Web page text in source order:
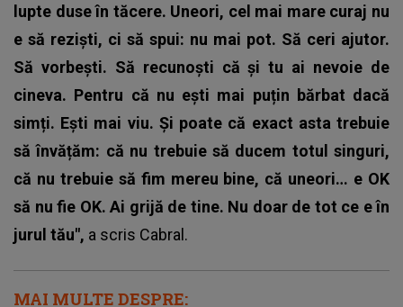
lupte duse în tăcere. Uneori, cel mai mare curaj nu
e să reziști, ci să spui: nu mai pot. Să ceri ajutor.
Să vorbești. Să recunoști că și tu ai nevoie de
cineva. Pentru că nu ești mai puțin bărbat dacă
simți. Ești mai viu. Și poate că exact asta trebuie
să învățăm: că nu trebuie să ducem totul singuri,
că nu trebuie să fim mereu bine, că uneori… e OK
să nu fie OK. Ai grijă de tine. Nu doar de tot ce e în
jurul tău", a scris Cabral.
MAI MULTE DESPRE: